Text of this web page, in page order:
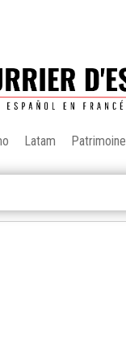
Latam Patrimoine